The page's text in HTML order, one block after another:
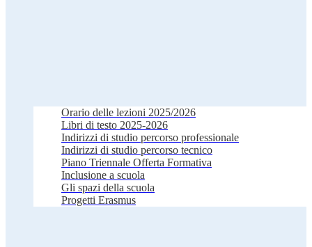
Orario delle lezioni 2025/2026
Libri di testo 2025-2026
Indirizzi di studio percorso professionale
Indirizzi di studio percorso tecnico
Piano Triennale Offerta Formativa
Inclusione a scuola
Gli spazi della scuola
Progetti Erasmus